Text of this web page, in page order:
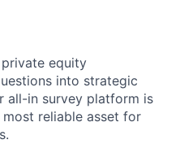
private equity
into strategic
all-in survey platform is
reliable asset for